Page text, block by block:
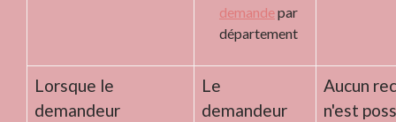
demandepar
département
Lorsque le
demandeur
Le
demandeur
Aucun
n'est